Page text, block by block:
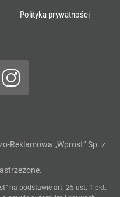
Polityka prywatności
Reklamowa „Wprost” Sp. z
na podstawie art. 25 ust. 1 pkt.